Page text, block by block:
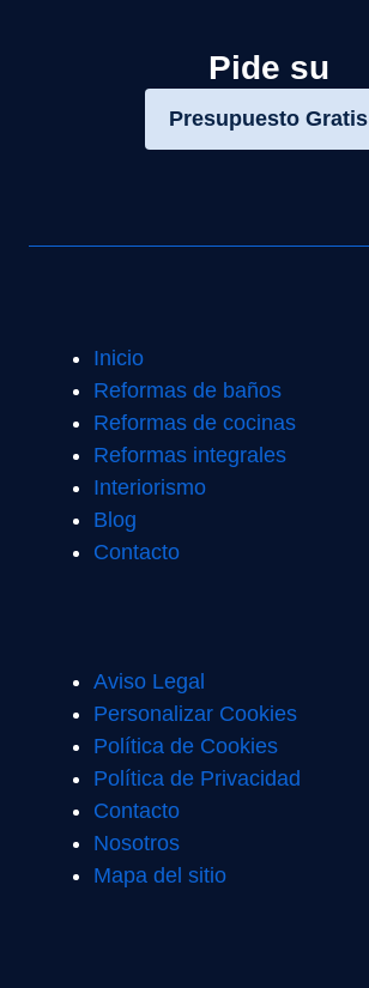
Pide su
Presupuesto Gratis
Inicio
Reformas de baños
Reformas de cocinas
Reformas integrales
Interiorismo
Blog
Contacto
Aviso Legal
Personalizar Cookies
Política de Cookies
Política de Privacidad
Contacto
Nosotros
Mapa del sitio